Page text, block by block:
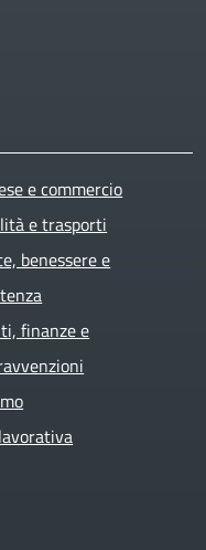
e commercio
e trasporti
benessere e
finanze e